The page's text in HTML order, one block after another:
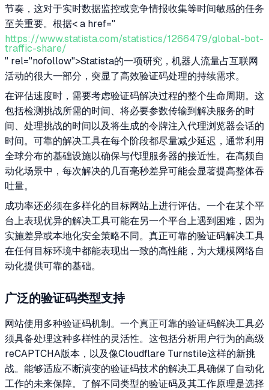
节奏，这对于实时数据监控或竞争情报收集等时间敏感的任务
至关重要。根据< a href="
https://www.statista.com/statistics/1266479/global-bot-
traffic-share/
" rel="nofollow">Statista的一项研究，机器人流量占互联网
活动的很大一部分，突显了高效验证码处理的持续需求。
在评估速度时，需要考虑验证码解决过程的整个生命周期。这
包括检测挑战所需的时间、将必要参数传输到解决服务的时
间、处理挑战的时间以及将生成的令牌注入代理浏览器会话的
时间。可靠的解决工具在每个阶段都尽量减少延迟，通常利用
全球分布的基础设施以确保与代理服务器的接近性。在高频自
动化场景中，每次解决的几百毫秒差异可能会显著提高整体吞
吐量。
成功率还必须在多样化的目标网站上进行评估。一个在某个平
台上表现优异的解决工具可能在另一个平台上遇到困难，因为
实施差异或本地化安全策略不同。真正可靠的验证码解决工具
在任何目标环境中都能表现出一致的高性能，为大规模网络自
动化提供可靠的基础。
广泛的验证码类型支持
网站使用多种验证码机制。一个真正可靠的验证码解决工具必
须具备处理这种多样性的灵活性。这包括分析用户行为的高级
reCAPTCHA版本，以及像Cloudflare Turnstile这样的新挑
战。能够适应不断演变的验证码技术的解决工具确保了自动化
工作的未来保障。了解不同类型的验证码及其工作原理是选择